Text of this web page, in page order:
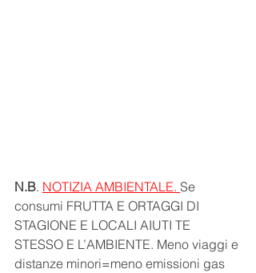
N.B. NOTIZIA AMBIENTALE. Se
consumi FRUTTA E ORTAGGI DI
STAGIONE E LOCALI AIUTI TE
STESSO E L’AMBIENTE. Meno viaggi e
distanze minori=meno emissioni gas